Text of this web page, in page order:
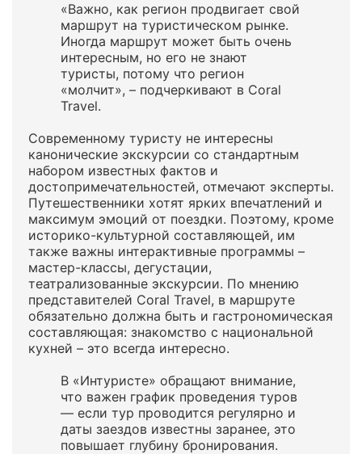
«Важно, как регион продвигает свой
маршрут на туристическом рынке.
Иногда маршрут может быть очень
интересным, но его не знают
туристы, потому что регион
«молчит», – подчеркивают в Coral
Travel.
Современному туристу не интересны
канонические экскурсии со стандартным
набором известных фактов и
достопримечательностей, отмечают эксперты.
Путешественники хотят ярких впечатлений и
максимум эмоций от поездки. Поэтому, кроме
историко-культурной составляющей, им
также важны интерактивные программы –
мастер-классы, дегустации,
театрализованные экскурсии. По мнению
представителей Coral Travel, в маршруте
обязательно должна быть и гастрономическая
составляющая: знакомство с национальной
кухней – это всегда интересно.
В «Интуристе» обращают внимание,
что важен график проведения туров
— если тур проводится регулярно и
даты заездов известны заранее, это
повышает глубину бронирования.